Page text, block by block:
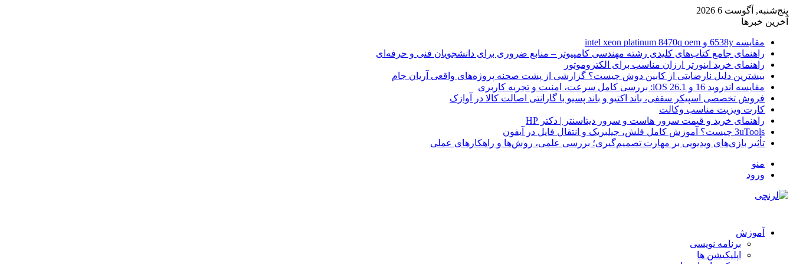
پنج‌شنبه, آگوست 6 2026
آخرین خبرها
مقایسه 6538y و intel xeon platinum 8470q oem
راهنمای جامع کتاب‌های کلیدی رشته مهندسی کامپیوتر – منابع ضروری برای دانشجویان فنی و حرفه‌ای
راهنمای خرید اینورتر ارزان مناسب برای الکتروموتور
بیشترین دلیل نارضایتی از کابین دوش چیست؟ گزارشی از پشت صحنه پروژه‌های واقعی آریان جام
مقایسه اندروید 16 و iOS 26.1: بررسی کامل سرعت، امنیت و تجربه کاربری
فروش تخصصی اسپیکر سقفی، باند اکتیو و باند پسیو با گارانتی اصالت کالا در آوازک
کارت ویزیت مناسب وکالت
راهنمای خرید و قیمت سرور هاست و سرور دیتاسنتر | دکتر HP
3uTools چیست؟ آموزش کامل فلش، جیلبریک و انتقال فایل در آیفون
تأثیر بازی‌های ویدیویی بر مهارت تصمیم‌گیری؛ بررسی علمی، روش‌ها و راهکارهای عملی
منو
ورود
آموزش
برنامه نویسی
اپلیکیشن ها